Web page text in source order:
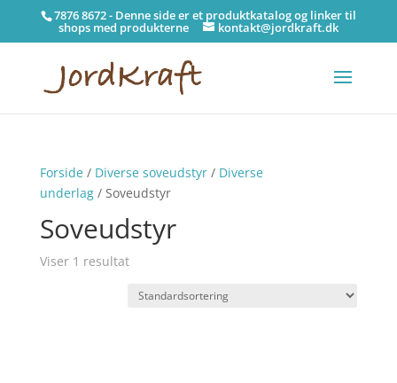
7876 8672 - Denne side er et produktkatalog og linker til
shops med produkterne kontakt@jordkraft.dk
Forside/ Diverse soveudstyr/ Diverse
underlag/ Soveudstyr
Soveudstyr
Viser 1 resultat